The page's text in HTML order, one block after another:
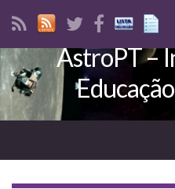
Search for:
AstroPT –